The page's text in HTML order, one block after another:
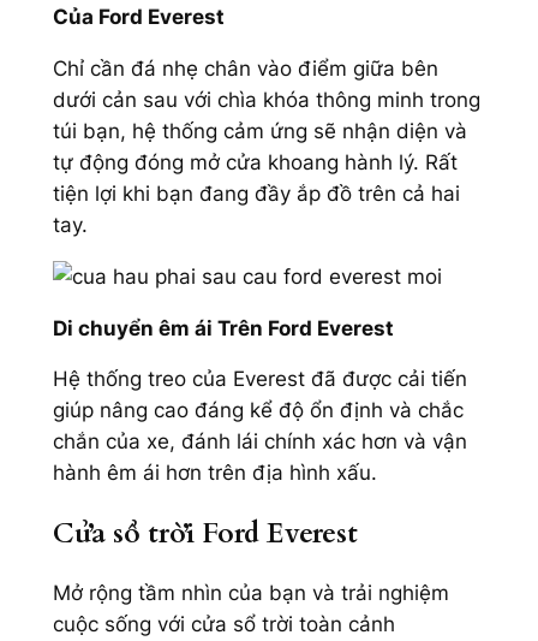
Của Ford Everest
Chỉ cần đá nhẹ chân vào điểm giữa bên
dưới cản sau với chìa khóa thông minh trong
túi bạn, hệ thống cảm ứng sẽ nhận diện và
tự động đóng mở cửa khoang hành lý. Rất
tiện lợi khi bạn đang đầy ắp đồ trên cả hai
tay.
Di chuyển êm ái Trên Ford Everest
Hệ thống treo của Everest đã được cải tiến
giúp nâng cao đáng kể độ ổn định và chắc
chắn của xe, đánh lái chính xác hơn và vận
hành êm ái hơn trên địa hình xấu.
Cửa sổ trời Ford Everest
Mở rộng tầm nhìn của bạn và trải nghiệm
cuộc sống với cửa sổ trời toàn cảnh